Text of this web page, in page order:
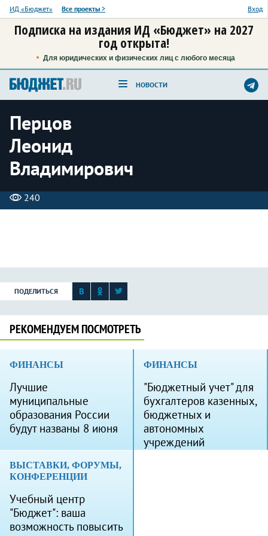
ИД «Бюджет» Все проекты > Вход
Подписка на издания ИД «Бюджет» на 2027
год открыта!
Для юридических и физических лиц с любого месяца
НОВОСТИ
Перцов
Леонид
Владимирович
240
ПОДЕЛИТЬСЯ
РЕКОМЕНДУЕМ ПОСМОТРЕТЬ
ФИНАНСЫ
Лучшие
муниципальные
образования России
будут названы 8 июня
ФИНАНСЫ
"Бюджетный учет" для
бухгалтеров казенных,
бюджетных и
автономных
учреждений
ВЫСТАВКИ, ФОРУМЫ,
КОНФЕРЕНЦИИ
Учебный центр
"Бюджет": ваша
возможность повысить